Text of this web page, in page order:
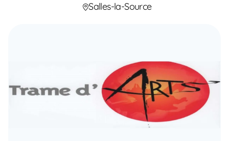
Salles-la-Source